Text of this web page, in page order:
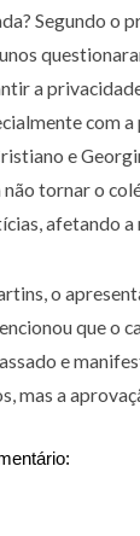
Segundo o
a
com a
e
não tornar o
afetando a
o
que o
e
mas a